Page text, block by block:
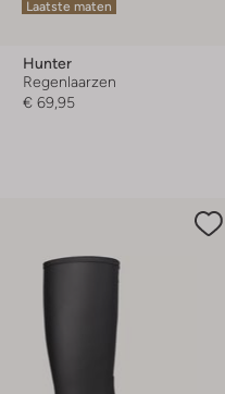
Laatste maten
Hunter
Regenlaarzen
€ 69,95